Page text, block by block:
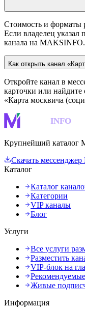
Стоимость и форматы
Если владелец указал
канала на MAKSINFO.
Как открыть канал
Откройте канал в
карточки или
«Карта москвича
INFO
Крупнейший каталог
Скачать
Каталог
Каталог
Категории
VIP каналы
Блог
Услуги
Все услуги
Разместить
VIP-блок на
Живые
Информация